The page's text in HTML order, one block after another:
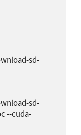
sd-
sd-
--cuda-